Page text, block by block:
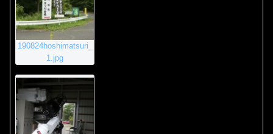
190824hoshimatsuri_
1.jpg